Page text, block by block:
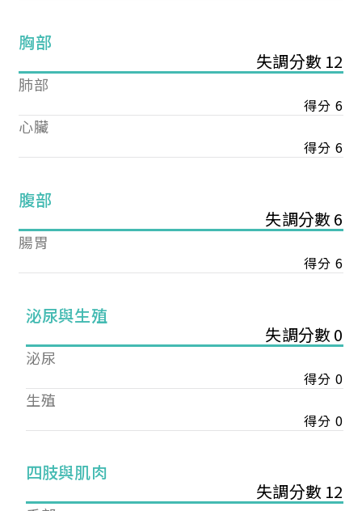
胸部
失調分數 12
肺部
得分 6
心臟
得分 6
腹部
失調分數 6
腸胃
得分 6
泌尿與生殖
失調分數 0
泌尿
得分 0
生殖
得分 0
四肢與肌肉
失調分數 12
您已成功送出會員申請
您好，您的會員申請，已成功送出，經本協會理事